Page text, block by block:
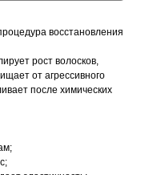
восстановления
рост волосков,
от агрессивного
после химических